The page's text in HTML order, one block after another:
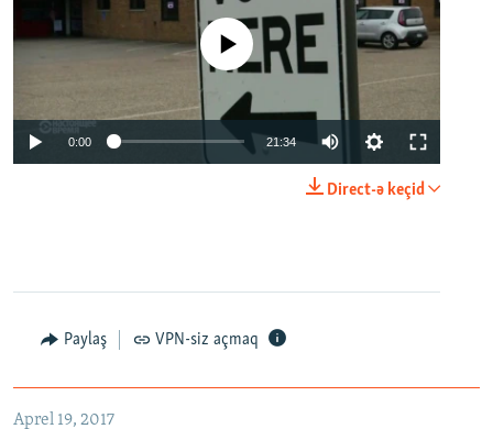
No media source currently available
0:00 21:34
Direct-ə keçid
Paylaş VPN-siz açmaq
Aprel 19, 2017